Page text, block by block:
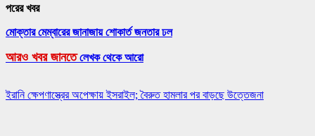
পরের খবর
মোক্তার মেম্বারের জানাজায় শোকার্ত জনতার ঢল
আরও খবর জানতে লেখক থেকে আরো
ইরানি ক্ষেপণাস্ত্রের অপেক্ষায় ইসরাইল; বৈরুত হামলার পর বাড়ছে উত্তেজনা